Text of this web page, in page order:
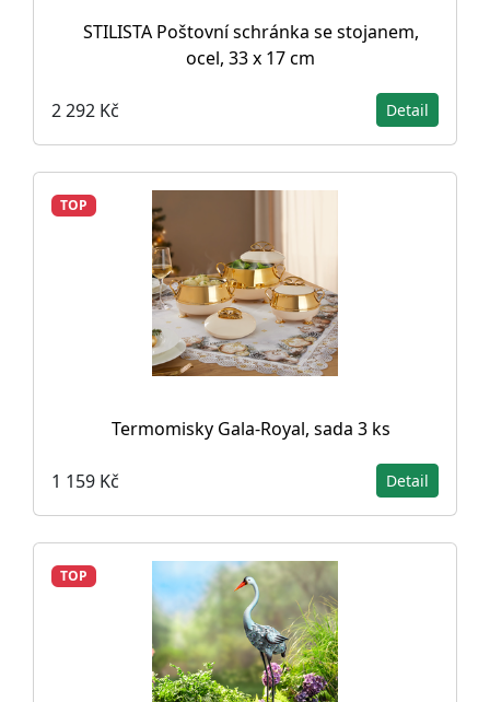
STILISTA Poštovní schránka se stojanem,
ocel, 33 x 17 cm
2 292 Kč Detail
TOP
Termomisky Gala-Royal, sada 3 ks
1 159 Kč Detail
TOP